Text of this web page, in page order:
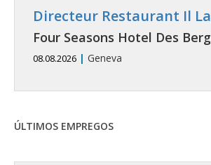
Directeur Restaurant Il
Four Seasons Hotel Des
08.08.2026 | Geneva
ÚLTIMOS EMPREGOS